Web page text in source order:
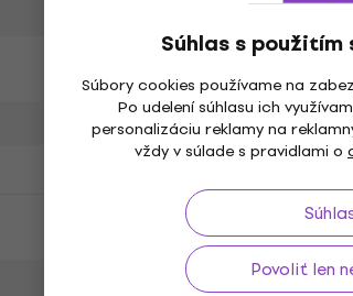
Súhlas s
Súbory cookies používame na
Po udelení súhlasu ich
personalizáciu reklamy na
vždy v súlade s pravidlami o
Povoliť len